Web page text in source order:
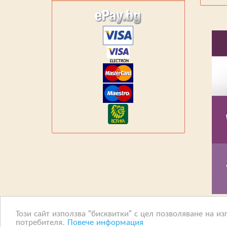
Този сайт използва "бисквитки" с цел позволяване на
потребителя. Повече информация